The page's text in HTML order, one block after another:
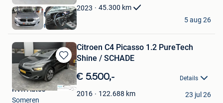
Favorieten
2023 45.300 km
Status Motors
Dendermonde
5 aug 26
Bewaren
in
Mijn
Favorieten
Citroen C4 Picasso 1.2 PureTech
Shine / SCHADE
€ 5.500,- Details
2016 122.688 km
RVR Auto's
Someren
23 jul 26